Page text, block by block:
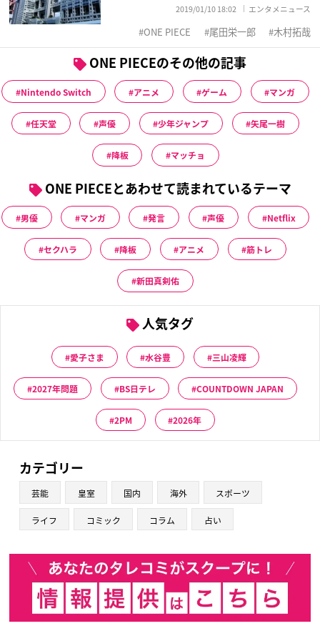
2019/01/10 18:02 エンタメニュース
ONE PIECE 尾田栄一郎 木村拓哉
ONE PIECEのその他の記事
Nintendo Switch アニメ ゲーム マンガ
任天堂 声優 少年ジャンプ 矢尾一樹
降板 マッチョ
ONE PIECEとあわせて読まれているテーマ
男優 マンガ 発言 声優 Netflix
セクハラ 降板 アニメ 筋トレ
新田真剣佑
人気タグ
愛子さま 水谷豊 三山凌輝
2027年問題 BS日テレ COUNTDOWN JAPAN
2PM 2026年
カテゴリー
芸能 皇室 国内 海外 スポーツ
ライフ コミック コラム 占い